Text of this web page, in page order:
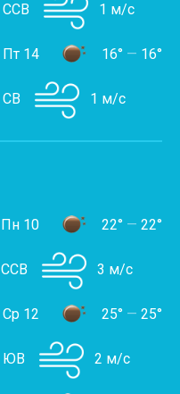
ССВ 1 м/с
Пт 14 16° — 16°
СВ 1 м/с
Пн 10 22° — 22°
ССВ 3 м/с
Ср 12 25° — 25°
ЮВ 2 м/с